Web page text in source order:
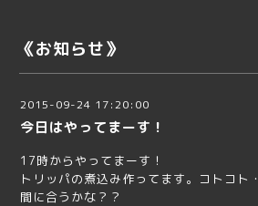
《お知らせ》
2015-09-24 17:20:00
今日はやってまーす！
17時からやってまーす！
トリッパの煮込み作ってます。コトコト
間に合うかな？？